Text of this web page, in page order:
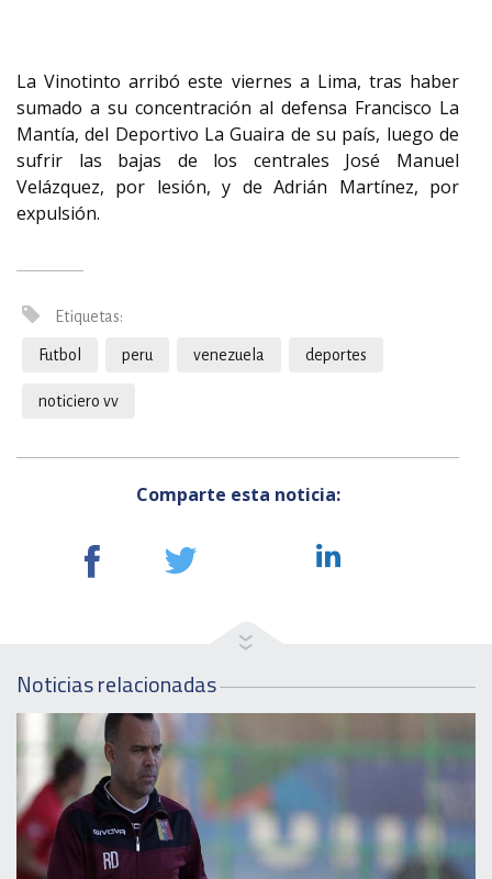
La Vinotinto arribó este viernes a Lima, tras haber
sumado a su concentración al defensa Francisco La
Mantía, del Deportivo La Guaira de su país, luego de
sufrir las bajas de los centrales José Manuel
Velázquez, por lesión, y de Adrián Martínez, por
expulsión.
Etiquetas:
Futbol peru venezuela deportes
noticiero vv
Comparte esta noticia:
Noticias relacionadas